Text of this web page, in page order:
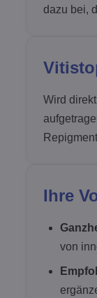
dazu bei,
Wird
Ihre
von